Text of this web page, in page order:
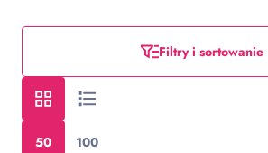
Filtry i sortowanie
50 100